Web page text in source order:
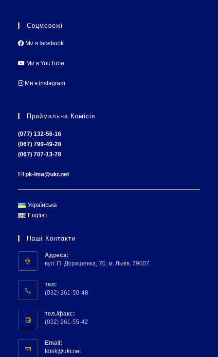
Соцмережі
Ми в facebook
Ми в YouTube
Ми в instagram
Приймальна Комісія
(077) 132-56-16
(067) 799-49-28
(067) 707-13-78
pk-lma@ukr.net
Українська
English
Наші Контакти
Адреса:
вул. П. Дорошенка, 70, м. Львів, 79007.
тел:
(032) 261-50-48
тел./факс:
(032) 261-55-42
Email:
ldmk@ukr.net